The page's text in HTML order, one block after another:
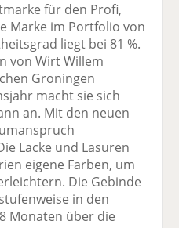
für den Profi,
Marke im Portfolio von
liegt bei 81 %.
von Wirt Willem
Groningen
macht sie sich
an. Mit den neuen
Lacke und Lasuren
eigene Farben, um
Die Gebinde
in den
Monaten über die